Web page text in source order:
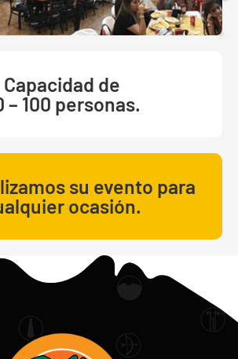
Capacidad de
– 100 personas.
su evento para
ocasión.